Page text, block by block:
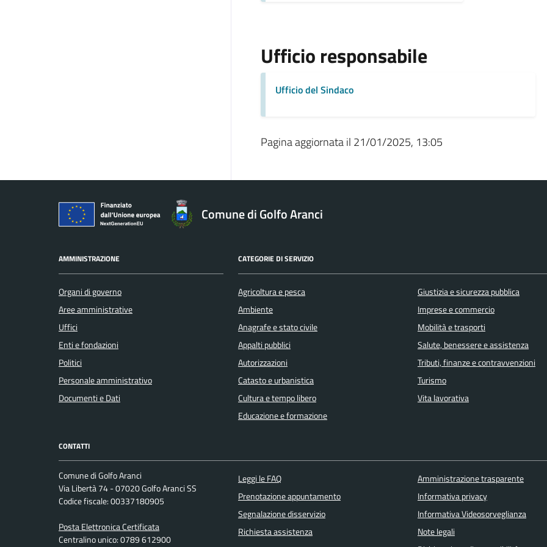
Ufficio responsabile
Ufficio del Sindaco
Pagina aggiornata il 21/01/2025, 13:05
Comune di Golfo Aranci
AMMINISTRAZIONE
Organi di governo
Aree amministrative
Uffici
Enti e fondazioni
Politici
Personale amministrativo
Documenti e Dati
CATEGORIE DI SERVIZIO
Agricoltura e pesca
Ambiente
Anagrafe e stato civile
Appalti pubblici
Autorizzazioni
Catasto e urbanistica
Cultura e tempo libero
Educazione e formazione
Giustizia e sicurezza pubblica
Imprese e commercio
Mobilità e trasporti
Salute, benessere e assistenza
Tributi, finanze e contravvenzioni
Turismo
Vita lavorativa
CONTATTI
Comune di Golfo Aranci
Via Libertà 74 - 07020 Golfo Aranci SS
Codice fiscale: 00337180905
Posta Elettronica Certificata
Centralino unico: 0789 612900
Leggi le FAQ
Prenotazione appuntamento
Segnalazione disservizio
Richiesta assistenza
Amministrazione trasparente
Informativa privacy
Informativa Videosorveglianza
Note legali